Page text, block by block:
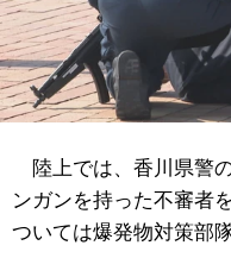
陸上では、香川県警
ンガンを持った不審者
ついては爆発物対策部